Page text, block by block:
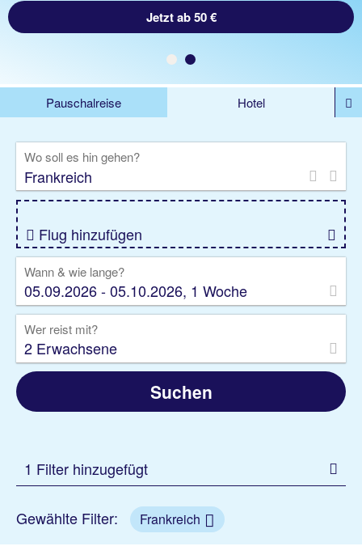
Jetzt ab 434 €
Jetzt ab 50 €
Pauschalreise
Hotel
Kreuzfahrten
Rundreisen
Privattransfer
Zusatzleistungen
Wo soll es hin gehen?
Flug hinzufügen
Wann & wie lange?
05.09.2026 - 05.10.2026, 1 Woche
Wer reist mit?
2 Erwachsene
Suchen
1 Filter hinzugefügt
Gewählte Filter: Frankreich